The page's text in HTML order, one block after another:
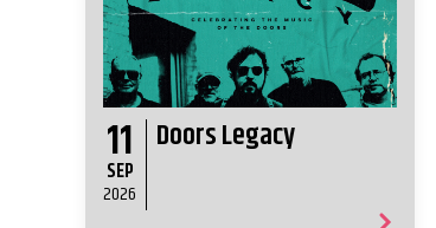
11
SEP
2026
Doors Legacy